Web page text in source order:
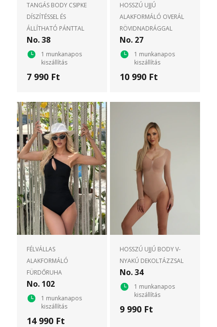
TANGÁS BODY CSIPKE
DÍSZÍTÉSSEL ÉS
ÁLLÍTHATÓ PÁNTTAL
No. 38
1 munkanapos
kiszállítás
7 990 Ft
HOSSZÚ UJJÚ
ALAKFORMÁLÓ OVERÁL
RÖVIDNADRÁGGAL
No. 27
1 munkanapos
kiszállítás
10 990 Ft
FÉLVÁLLAS
ALAKFORMÁLÓ
FÜRDŐRUHA
No. 102
1 munkanapos
kiszállítás
14 990 Ft
HOSSZÚ UJJÚ BODY V-
NYAKÚ DEKOLTÁZZSAL
No. 34
1 munkanapos
kiszállítás
9 990 Ft